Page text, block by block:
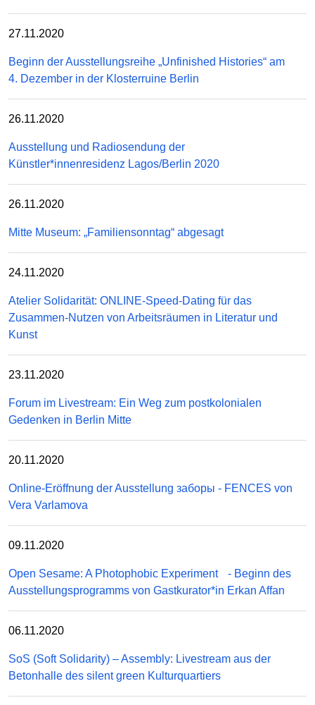
27.11.2020
Beginn der Ausstellungsreihe „Unfinished Histories“ am
4. Dezember in der Klosterruine Berlin
26.11.2020
Ausstellung und Radiosendung der
Künstler*innenresidenz Lagos/Berlin 2020
26.11.2020
Mitte Museum: „Familiensonntag“ abgesagt
24.11.2020
Atelier Solidarität: ONLINE-Speed-Dating für das
Zusammen-Nutzen von Arbeitsräumen in Literatur und
Kunst
23.11.2020
Forum im Livestream: Ein Weg zum postkolonialen
Gedenken in Berlin Mitte
20.11.2020
Online-Eröffnung der Ausstellung заборы - FENCES von
Vera Varlamova
09.11.2020
Open Sesame: A Photophobic Experiment - Beginn des
Ausstellungsprogramms von Gastkurator*in Erkan Affan
06.11.2020
SoS (Soft Solidarity) – Assembly: Livestream aus der
Betonhalle des silent green Kulturquartiers